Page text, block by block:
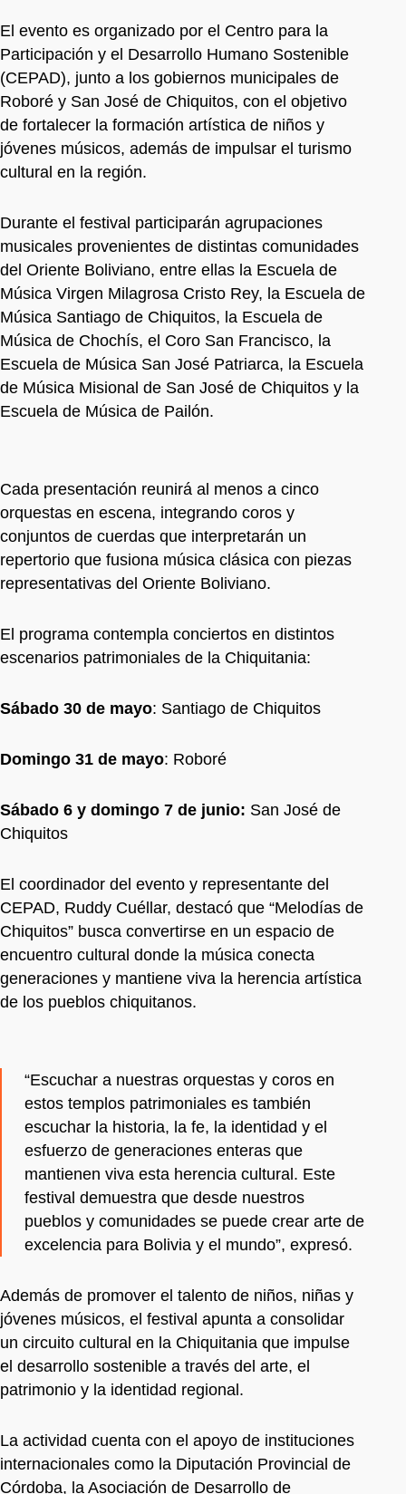
El evento es organizado por el Centro para la
Participación y el Desarrollo Humano Sostenible
(CEPAD), junto a los gobiernos municipales de
Roboré y San José de Chiquitos, con el objetivo
de fortalecer la formación artística de niños y
jóvenes músicos, además de impulsar el turismo
cultural en la región.
Durante el festival participarán agrupaciones
musicales provenientes de distintas comunidades
del Oriente Boliviano, entre ellas la Escuela de
Música Virgen Milagrosa Cristo Rey, la Escuela de
Música Santiago de Chiquitos, la Escuela de
Música de Chochís, el Coro San Francisco, la
Escuela de Música San José Patriarca, la Escuela
de Música Misional de San José de Chiquitos y la
Escuela de Música de Pailón.
Cada presentación reunirá al menos a cinco
orquestas en escena, integrando coros y
conjuntos de cuerdas que interpretarán un
repertorio que fusiona música clásica con piezas
representativas del Oriente Boliviano.
El programa contempla conciertos en distintos
escenarios patrimoniales de la Chiquitania:
Sábado 30 de mayo: Santiago de Chiquitos
Domingo 31 de mayo: Roboré
Sábado 6 y domingo 7 de junio: San José de
Chiquitos
El coordinador del evento y representante del
CEPAD, Ruddy Cuéllar, destacó que “Melodías de
Chiquitos” busca convertirse en un espacio de
encuentro cultural donde la música conecta
generaciones y mantiene viva la herencia artística
de los pueblos chiquitanos.
“Escuchar a nuestras orquestas y coros en
estos templos patrimoniales es también
escuchar la historia, la fe, la identidad y el
esfuerzo de generaciones enteras que
mantienen viva esta herencia cultural. Este
festival demuestra que desde nuestros
pueblos y comunidades se puede crear arte de
excelencia para Bolivia y el mundo”, expresó.
Además de promover el talento de niños, niñas y
jóvenes músicos, el festival apunta a consolidar
un circuito cultural en la Chiquitania que impulse
el desarrollo sostenible a través del arte, el
patrimonio y la identidad regional.
La actividad cuenta con el apoyo de instituciones
internacionales como la Diputación Provincial de
Córdoba, la Asociación de Desarrollo de